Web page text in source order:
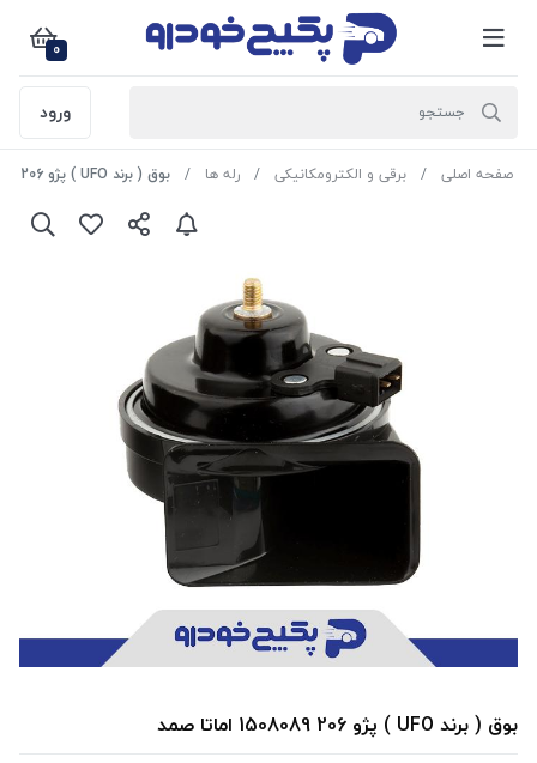
0
ورود
صفحه اصلی برقی و الکترومکانیکی رله ها بوق ( برند UFO ) پژو 206 1508089 اماتا صمد
بوق ( برند UFO ) پژو 206 1508089 اماتا صمد